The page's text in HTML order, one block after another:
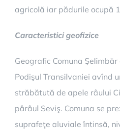
agricolă iar pădurile ocupă
Caracteristici geofizice
Geografic Comuna
Podişul Transilvaniei avînd
străbătută de apele râului
pârâul Seviş. Comuna se
suprafeţe aluviale întinsă,